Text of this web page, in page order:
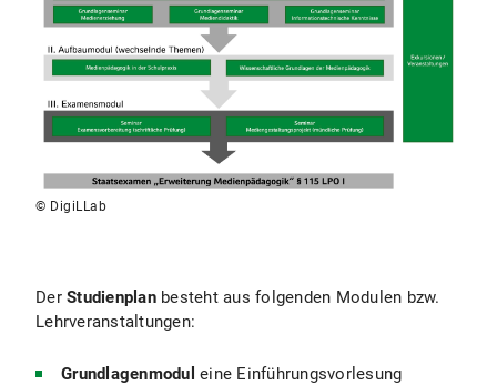
© DigiLLab
Der Studienplanbesteht aus folgenden Modulen bzw.
Lehrveranstaltungen:
Grundlagenmodul eine Einführungsvorlesung